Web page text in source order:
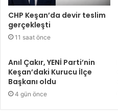
CHP Keşan’da devir teslim
gerçekleşti
11 saat önce
Anıl Çakır, YENİ Parti’nin
Keşan’daki Kurucu İlçe
Başkanı oldu
4 gün önce